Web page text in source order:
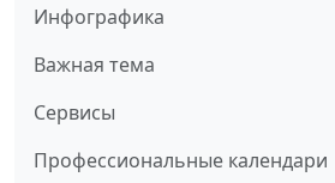
Инфографика
Важная тема
Сервисы
Профессиональные календари